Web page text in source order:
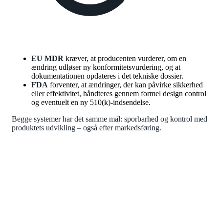
EU MDR kræver, at producenten vurderer, om en
ændring udløser ny konformitetsvurdering, og at
dokumentationen opdateres i det tekniske dossier.
FDA forventer, at ændringer, der kan påvirke sikkerhed
eller effektivitet, håndteres gennem formel design control
og eventuelt en ny 510(k)-indsendelse.
Begge systemer har det samme mål: sporbarhed og kontrol med
produktets udvikling – også efter markedsføring.